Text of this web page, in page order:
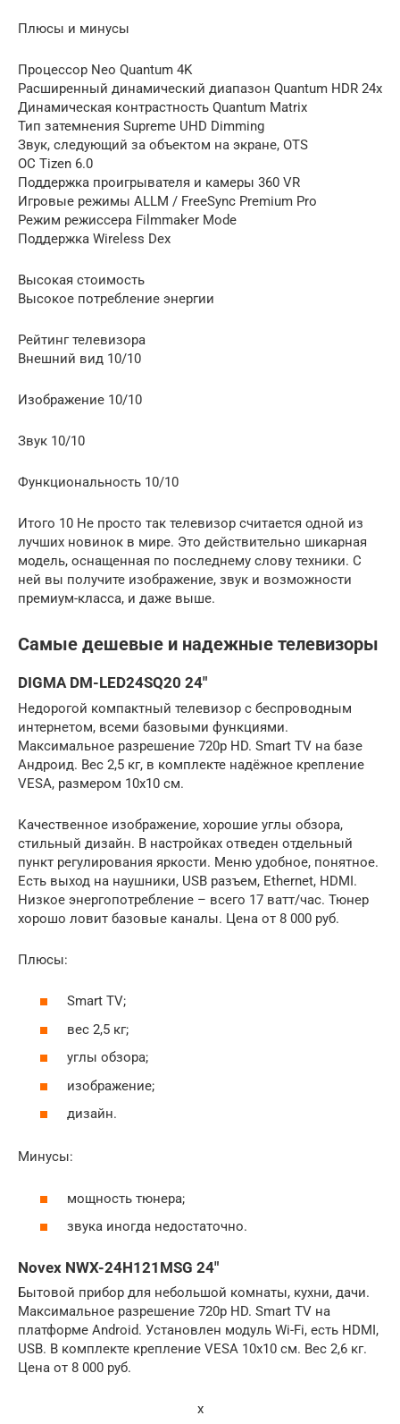
Плюсы и минусы
Процессор Neo Quantum 4K
Расширенный динамический диапазон Quantum HDR 24x
Динамическая контрастность Quantum Matrix
Тип затемнения Supreme UHD Dimming
Звук, следующий за объектом на экране, OTS
ОС Tizen 6.0
Поддержка проигрывателя и камеры 360 VR
Игровые режимы ALLM / FreeSync Premium Pro
Режим режиссера Filmmaker Mode
Поддержка Wireless Dex
Высокая стоимость
Высокое потребление энергии
Рейтинг телевизора
Внешний вид 10/10
Изображение 10/10
Звук 10/10
Функциональность 10/10
Итого 10 Не просто так телевизор считается одной из
лучших новинок в мире. Это действительно шикарная
модель, оснащенная по последнему слову техники. С
ней вы получите изображение, звук и возможности
премиум-класса, и даже выше.
Самые дешевые и надежные телевизоры
DIGMA DM-LED24SQ20 24″
Недорогой компактный телевизор с беспроводным
интернетом, всеми базовыми функциями.
Максимальное разрешение 720p HD. Smart TV на базе
Андроид. Вес 2,5 кг, в комплекте надёжное крепление
VESA, размером 10х10 см.
Качественное изображение, хорошие углы обзора,
стильный дизайн. В настройках отведен отдельный
пункт регулирования яркости. Меню удобное, понятное.
Есть выход на наушники, USB разъем, Ethernet, HDMI.
Низкое энергопотребление – всего 17 ватт/час. Тюнер
хорошо ловит базовые каналы. Цена от 8 000 руб.
Плюсы:
Smart TV;
вес 2,5 кг;
углы обзора;
изображение;
дизайн.
Минусы:
мощность тюнера;
звука иногда недостаточно.
Novex NWX-24H121MSG 24″
Бытовой прибор для небольшой комнаты, кухни, дачи.
Максимальное разрешение 720p HD. Smart TV на
платформе Android. Установлен модуль Wi-Fi, есть HDMI,
USB. В комплекте крепление VESA 10х10 см. Вес 2,6 кг.
Цена от 8 000 руб.
x